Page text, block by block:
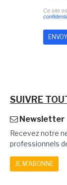
Ce site
SUIVRE
Newsletter
Recevez notre
professionnels
JE M'ABONNE